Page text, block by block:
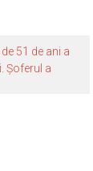
51 de ani a
Șoferul a